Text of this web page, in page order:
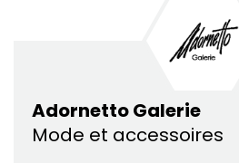
Adornetto Galerie
Mode et accessoires